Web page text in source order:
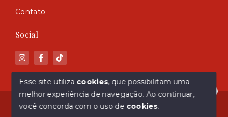
Olá! Estamos disponíveis para te ajudar.
Contato
Social
© Copyright 2026 - ASM Imóveis - Todos os direitos
Esse site utiliza cookies, que possibilitam uma
melhor experiência de navegação.Ao continuar,
você concorda com o uso de cookies.